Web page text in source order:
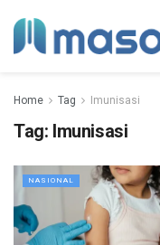
Home Tag Imunisasi
Tag: Imunisasi
NASIONAL